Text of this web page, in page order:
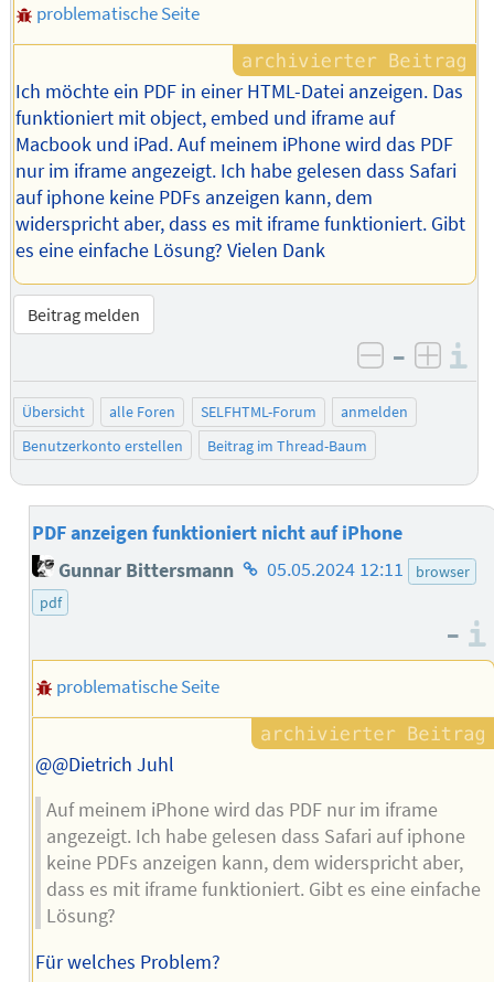
problematische Seite
Ich möchte ein PDF in einer HTML-Datei anzeigen. Das
funktioniert mit object, embed und iframe auf
Macbook und iPad. Auf meinem iPhone wird das PDF
nur im iframe angezeigt. Ich habe gelesen dass Safari
auf iphone keine PDFs anzeigen kann, dem
widerspricht aber, dass es mit iframe funktioniert. Gibt
es eine einfache Lösung? Vielen Dank
Beitrag melden
negativ
–
Übersicht alle Foren SELFHTML-Forum
anmelden
Benutzerkonto erstellen
Beitrag im Thread-Baum
PDF anzeigen funktioniert nicht auf iPhone
Gunnar Bittersmann Homepage
05.05.2024 12:11
browser
pdf
–
problematische Seite
@@Dietrich Juhl
Auf meinem iPhone wird das PDF nur im iframe
angezeigt. Ich habe gelesen dass Safari auf iphone
keine PDFs anzeigen kann, dem widerspricht aber,
dass es mit iframe funktioniert. Gibt es eine einfache
Lösung?
Für welches Problem?